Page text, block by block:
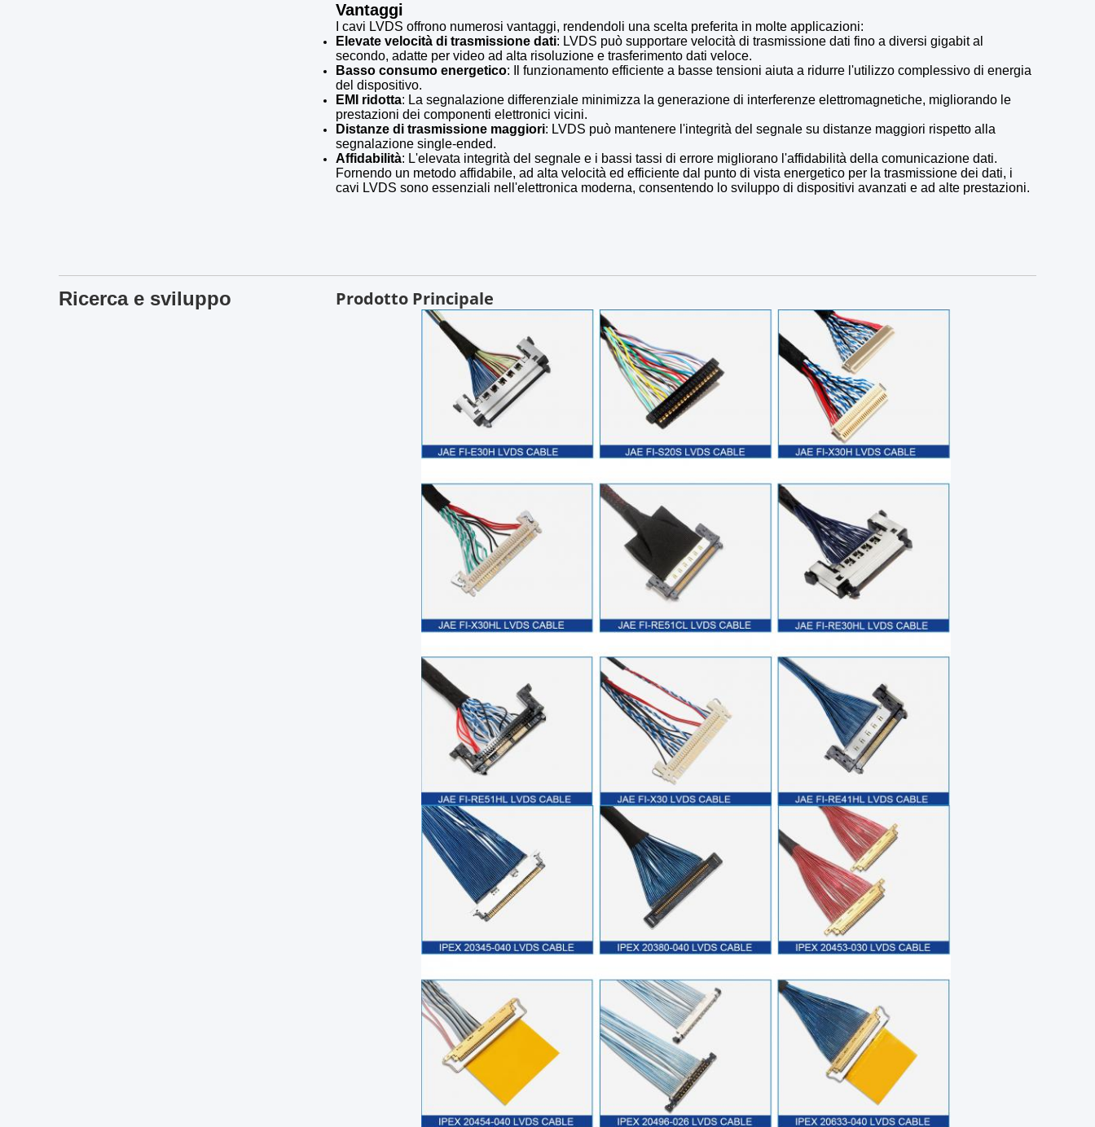
Vantaggi
I cavi LVDS offrono numerosi vantaggi, rendendoli una scelta preferita in molte applicazioni:
Elevate velocità di trasmissione dati: LVDS può supportare velocità di trasmissione dati fino a diversi gigabit al
secondo, adatte per video ad alta risoluzione e trasferimento dati veloce.
Basso consumo energetico: Il funzionamento efficiente a basse tensioni aiuta a ridurre l'utilizzo complessivo di energia
del dispositivo.
EMI ridotta: La segnalazione differenziale minimizza la generazione di interferenze elettromagnetiche, migliorando le
prestazioni dei componenti elettronici vicini.
Distanze di trasmissione maggiori: LVDS può mantenere l'integrità del segnale su distanze maggiori rispetto alla
segnalazione single-ended.
Affidabilità: L'elevata integrità del segnale e i bassi tassi di errore migliorano l'affidabilità della comunicazione dati.
Fornendo un metodo affidabile, ad alta velocità ed efficiente dal punto di vista energetico per la trasmissione dei dati, i
cavi LVDS sono essenziali nell'elettronica moderna, consentendo lo sviluppo di dispositivi avanzati e ad alte prestazioni.
Ricerca e sviluppo Prodotto Principale